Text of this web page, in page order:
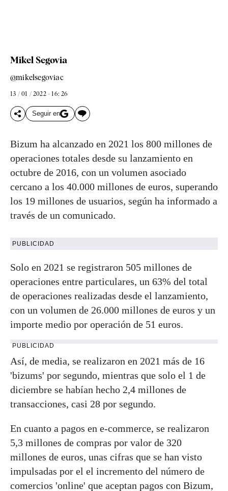
Mikel Segovia
@mikelsegoviac
13 / 01 / 2022 - 16: 26
Seguir en
Bizum ha alcanzado en 2021 los 800 millones de
operaciones totales desde su lanzamiento en
octubre de 2016, con un volumen asociado
cercano a los 40.000 millones de euros, superando
los 19 millones de usuarios, según ha informado a
través de un comunicado.
PUBLICIDAD
Solo en 2021 se registraron 505 millones de
operaciones entre particulares, un 63% del total
de operaciones realizadas desde el lanzamiento,
con un volumen de 26.000 millones de euros y un
importe medio por operación de 51 euros.
PUBLICIDAD
Así, de media, se realizaron en 2021 más de 16
'bizums' por segundo, mientras que solo el 1 de
diciembre se habían hecho 2,4 millones de
transacciones, casi 28 por segundo.
En cuanto a pagos en e-commerce, se realizaron
5,3 millones de compras por valor de 320
millones de euros, unas cifras que se han visto
impulsadas por el el incremento del número de
comercios 'online' que aceptan pagos con Bizum,